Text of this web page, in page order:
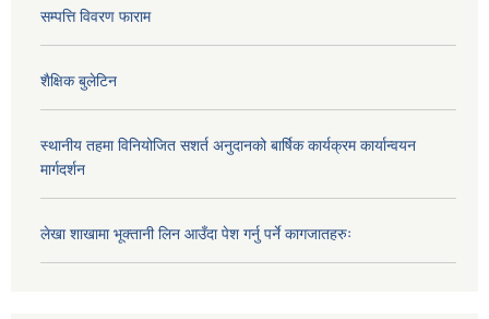
सम्पत्ति विवरण फाराम
शैक्षिक बुलेटिन
स्थानीय तहमा विनियोजित सशर्त अनुदानको बार्षिक कार्यक्रम कार्यान्वयन
मार्गदर्शन
लेखा शाखामा भूक्तानी लिन आउँदा पेश गर्नु पर्ने कागजातहरुः